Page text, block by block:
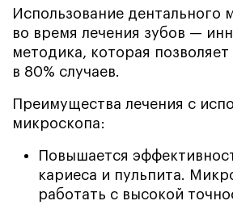
Использование дентального
во время лечения зубов —
методика, которая
в 80% случаев.
Преимущества лечения с
микроскопа:
Повышается
кариеса и пульпита.
работать с высокой